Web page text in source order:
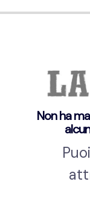
Non ha